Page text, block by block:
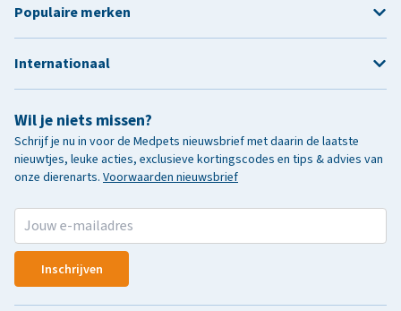
Wil je niets missen?
Schrijf je nu in voor de Medpets nieuwsbrief met daarin de laatste
nieuwtjes, leuke acties, exclusieve kortingscodes en tips & advies van
onze dierenarts. Voorwaarden nieuwsbrief
Inschrijven
Populaire merken
Internationaal